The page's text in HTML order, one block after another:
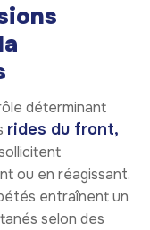
déterminant
rides du front,
ou en réagissant.
entraînent un
selon des